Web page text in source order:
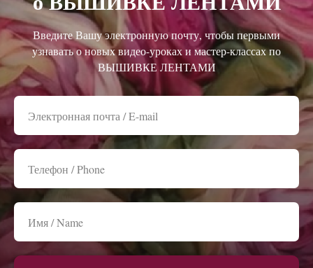
Введите Вашу электронную почту, чтобы первыми
узнавать о новых видео-уроках и мастер-классах по
ВЫШИВКЕ ЛЕНТАМИ